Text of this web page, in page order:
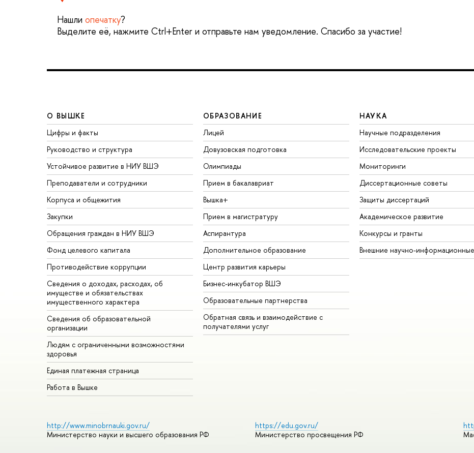
Нашли опечатку?
Выделите её, нажмите Ctrl+Enter и отправьте нам уведомление. Спасибо за участие!
О ВЫШКЕ
Цифры и факты
Руководство и структура
Устойчивое развитие в НИУ ВШЭ
Преподаватели и сотрудники
Корпуса и общежития
Закупки
Обращения граждан в НИУ ВШЭ
Фонд целевого капитала
Противодействие коррупции
Сведения о доходах, расходах, об
имуществе и обязательствах
имущественного характера
Сведения об образовательной
организации
Людям с ограниченными возможностями
здоровья
Единая платежная страница
Работа в Вышке
ОБРАЗОВАНИЕ
Лицей
Довузовская подготовка
Олимпиады
Прием в бакалавриат
Вышка+
Прием в магистратуру
Аспирантура
Дополнительное образование
Центр развития карьеры
Бизнес-инкубатор ВШЭ
Образовательные партнерства
Обратная связь и взаимодействие с
получателями услуг
НАУКА
Научные подразделения
Исследовательские проекты
Мониторинги
Диссертационные советы
Защиты диссертаций
Академическое развитие
Конкурсы и гранты
Внешние научно-
http://www.minobrnauki.gov.ru/
Министерство науки и высшего образования РФ
https://edu.gov.ru/
Министерство просвещения РФ